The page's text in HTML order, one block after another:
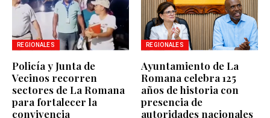
REGIONALES
Policía y Junta de
Vecinos recorren
sectores de La Romana
para fortalecer la
convivencia
REGIONALES
Ayuntamiento de La
Romana celebra 125
años de historia con
presencia de
autoridades nacionales